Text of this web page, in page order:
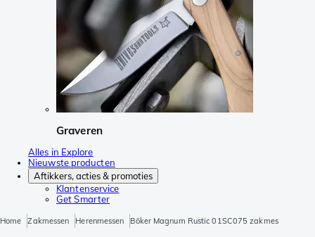
Graveren
Alles in Explore
Nieuwste producten
Aftikkers, acties & promoties
Klantenservice
Get Smarter
Home Zakmessen Herenmessen Böker Magnum Rustic 01SC075 zakmes